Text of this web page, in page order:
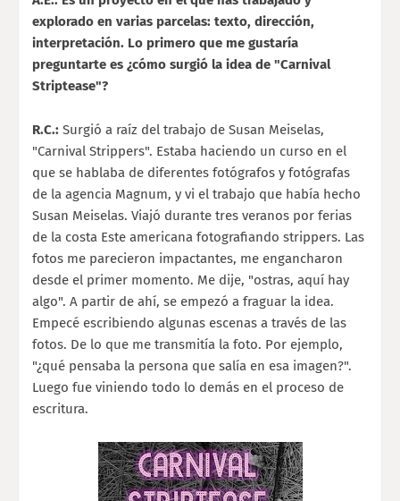
explorado en varias parcelas: texto, dirección,
interpretación. Lo primero que me gustaría
preguntarte es ¿cómo surgió la idea de "Carnival
Striptease"?
R.C.: Surgió a raíz del trabajo de Susan Meiselas,
"Carnival Strippers". Estaba haciendo un curso en el
que se hablaba de diferentes fotógrafos y fotógrafas
de la agencia Magnum, y vi el trabajo que había hecho
Susan Meiselas. Viajó durante tres veranos por ferias
de la costa Este americana fotografiando strippers. Las
fotos me parecieron impactantes, me engancharon
desde el primer momento. Me dije, "ostras, aquí hay
algo". A partir de ahí, se empezó a fraguar la idea.
Empecé escribiendo algunas escenas a través de las
fotos. De lo que me transmitía la foto. Por ejemplo,
"¿qué pensaba la persona que salía en esa imagen?".
Luego fue viniendo todo lo demás en el proceso de
escritura.